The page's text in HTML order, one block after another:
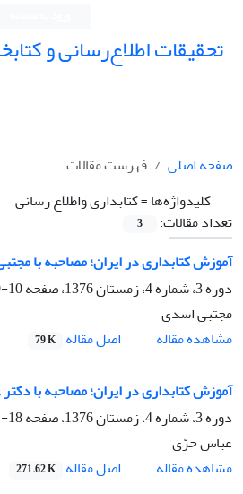
تحقیقات اطلاع‌رسانی و
صفحه اصلی
فهرست مقالات
کلیدواژه‌ها =کتابداری واطلاع رسانی
تعداد مقالات:
3
آموزش کتابداری در ایران؛ مصاحبه با
دوره 3، شماره 4، زمستان 1376، صفحه
10-10
مجتبی اسدی
مشاهده مقاله
اصل مقاله 79 K
آموزش کتابداری در ایران؛ مصاحبه با
دوره 3، شماره 4، زمستان 1376، صفحه
18-21
عباس حرّی
مشاهده مقاله
اصل مقاله 271.62 K